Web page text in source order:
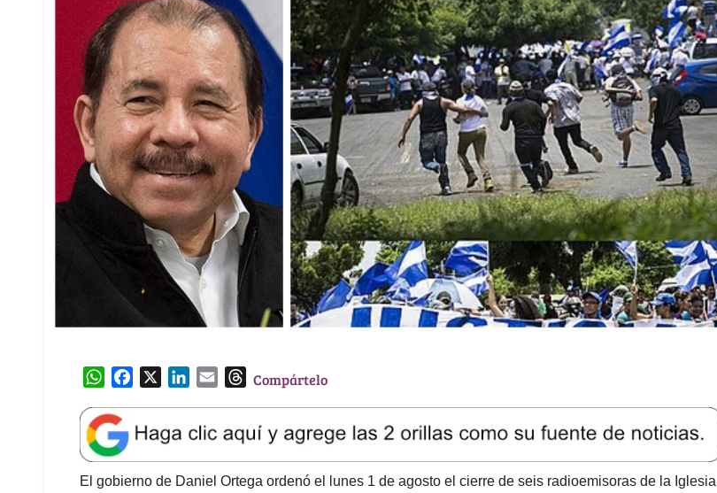
W
a
t
s
A
e
b
o
k
e
d
l
T
e
a
d
Compártelo
El gobierno de Daniel Ortega ordenó el lunes 1 de agosto el cierre de seis radioemisoras de la Iglesia